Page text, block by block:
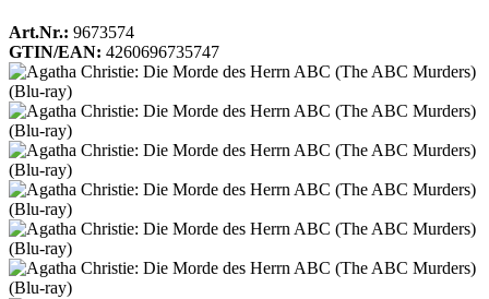
Art.Nr.: 9673574
GTIN/EAN: 4260696735747